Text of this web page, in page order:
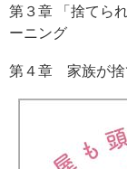
第３章 「捨てら
ーニング
第４章 家族が捨